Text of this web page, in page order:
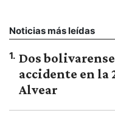
Noticias más leídas
1. Dos
accidente en la
Alvear